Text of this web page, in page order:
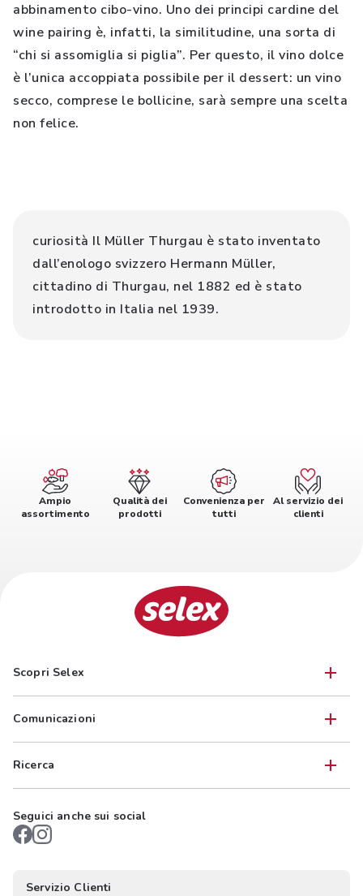
abbinamento cibo-vino. Uno dei principi cardine del
wine pairing è, infatti, la similitudine, una sorta di
“chi si assomiglia si piglia”. Per questo, il vino dolce
è l’unica accoppiata possibile per il dessert: un vino
secco, comprese le bollicine, sarà sempre una scelta
non felice.
curiosità Il Müller Thurgau è stato inventato
dall’enologo svizzero Hermann Müller,
cittadino di Thurgau, nel 1882 ed è stato
introdotto in Italia nel 1939.
Ampio
assortimento
Qualità dei
prodotti
Convenienza per
tutti
Al servizio dei
clienti
Scopri Selex
Comunicazioni
Ricerca
Seguici anche sui social
Servizio Clienti